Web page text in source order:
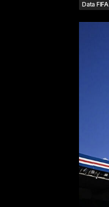
Data FIFA